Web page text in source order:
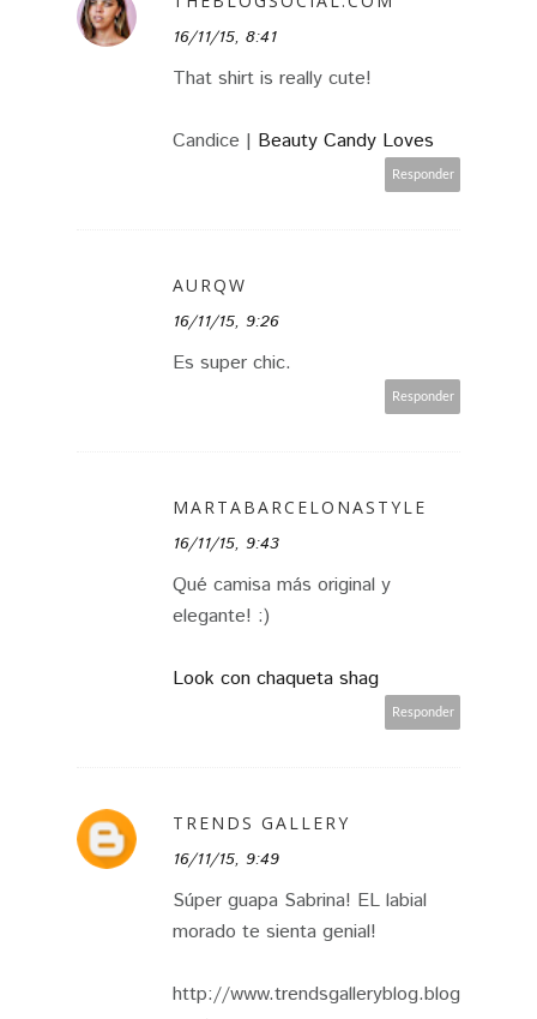
16/11/15, 8:41
That shirt is really cute!
Candice | Beauty Candy Loves
Responder
AURQW
16/11/15, 9:26
Es super chic.
Responder
MARTABARCELONASTYLE
16/11/15, 9:43
Qué camisa más original y
elegante! :)
Look con chaqueta shag
Responder
TRENDS GALLERY
16/11/15, 9:49
Súper guapa Sabrina! EL labial
morado te sienta genial!
http://www.trendsgalleryblog.blog